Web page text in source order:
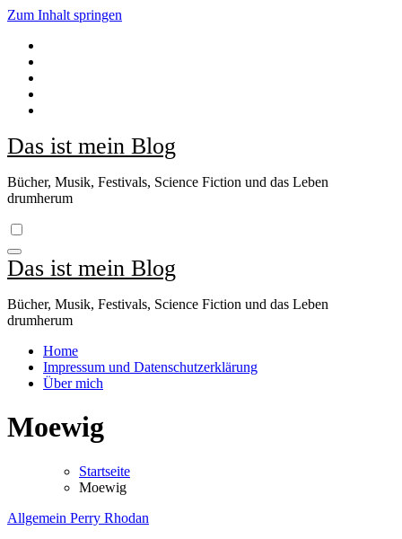
Zum Inhalt springen
Das ist mein Blog
Bücher, Musik, Festivals, Science Fiction und das Leben
drumherum
Das ist mein Blog
Bücher, Musik, Festivals, Science Fiction und das Leben
drumherum
Home
Impressum und Datenschutzerklärung
Über mich
Moewig
Startseite
Moewig
Allgemein Perry Rhodan